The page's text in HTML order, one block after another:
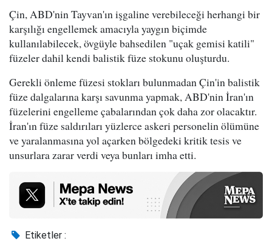
Çin, ABD'nin Tayvan'ın işgaline verebileceği herhangi bir
karşılığı engellemek amacıyla yaygın biçimde
kullanılabilecek, övgüyle bahsedilen "uçak gemisi katili"
füzeler dahil kendi balistik füze stokunu oluşturdu.
Gerekli önleme füzesi stokları bulunmadan Çin'in balistik
füze dalgalarına karşı savunma yapmak, ABD'nin İran'ın
füzelerini engelleme çabalarından çok daha zor olacaktır.
İran'ın füze saldırıları yüzlerce askeri personelin ölümüne
ve yaralanmasına yol açarken bölgedeki kritik tesis ve
unsurlara zarar verdi veya bunları imha etti.
Etiketler :